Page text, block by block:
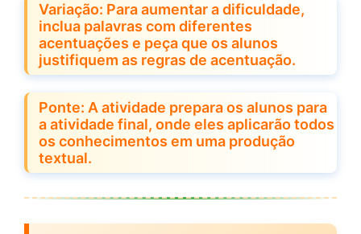
Variação: Para aumentar a dificuldade,
inclua palavras com diferentes
acentuações e peça que os alunos
justifiquem as regras de acentuação.
Ponte: A atividade prepara os alunos para
a atividade final, onde eles aplicarão todos
os conhecimentos em uma produção
textual.